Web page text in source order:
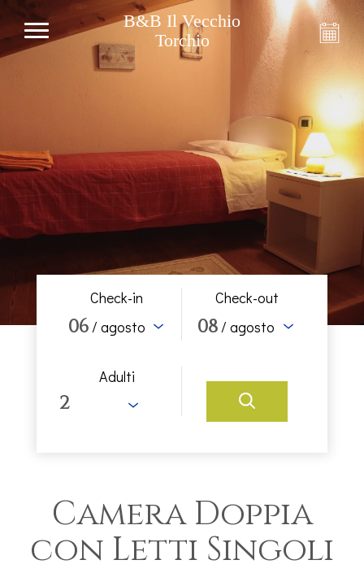
B&B Il Vecchio
Torchio
Check-in
06/ agosto
Check-out
08/ agosto
Adulti
Camera Doppia
con Letti Singoli